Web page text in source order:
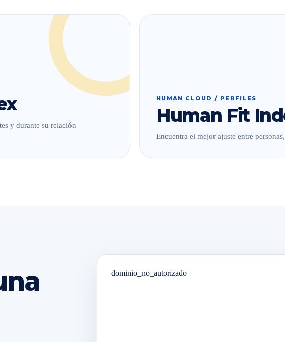
y durante su relación
HUMAN CLOUD / PERFILES
Human Fit
Encuentra el mejor ajuste entre
dominio_no_autorizado